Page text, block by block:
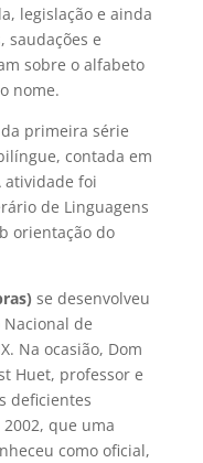
legislação e ainda
saudações e
sobre o alfabeto
nome.
primeira série
contada em
atividade foi
de Linguagens
orientação do
se desenvolveu
de
Na ocasião, Dom
Huet, professor e
deficientes
que uma
como oficial,